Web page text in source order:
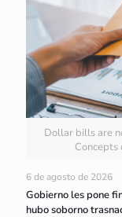
Dollar bills are
6 de agosto de 2026
Gobierno les pone
hubo soborno